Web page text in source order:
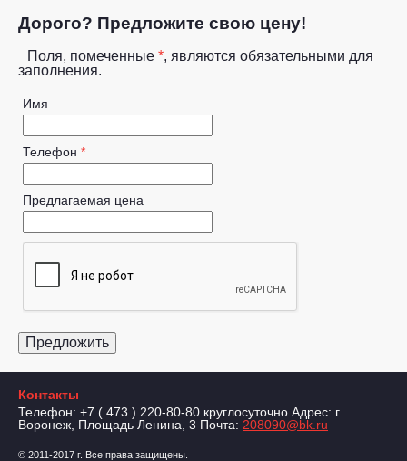
Дорого? Предложите свою цену!
Поля, помеченные *, являются обязательными для
заполнения.
Имя
Телефон *
Предлагаемая цена
Контакты
Телефон: +7 ( 473 ) 220-80-80 круглосуточно Адрес: г.
Воронеж, Площадь Ленина, 3 Почта: 208090@bk.ru
© 2011-2017 г. Все права защищены.